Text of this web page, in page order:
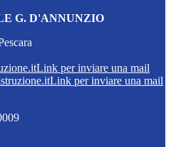
G. D'ANNUNZIO
Link per inviare una mail
Link per inviare una mail